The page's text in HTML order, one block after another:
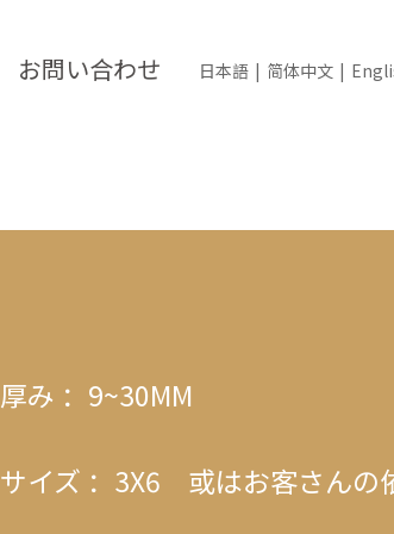
お問い合わせ 日本語 | 简体中文 |
厚み ：9~30MM
サイズ ：3X6 或はお客さんの